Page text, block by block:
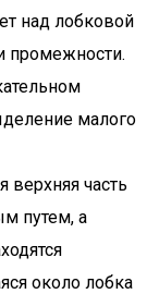
над лобковой
промежности.
малого
часть
путем, а
около лобка